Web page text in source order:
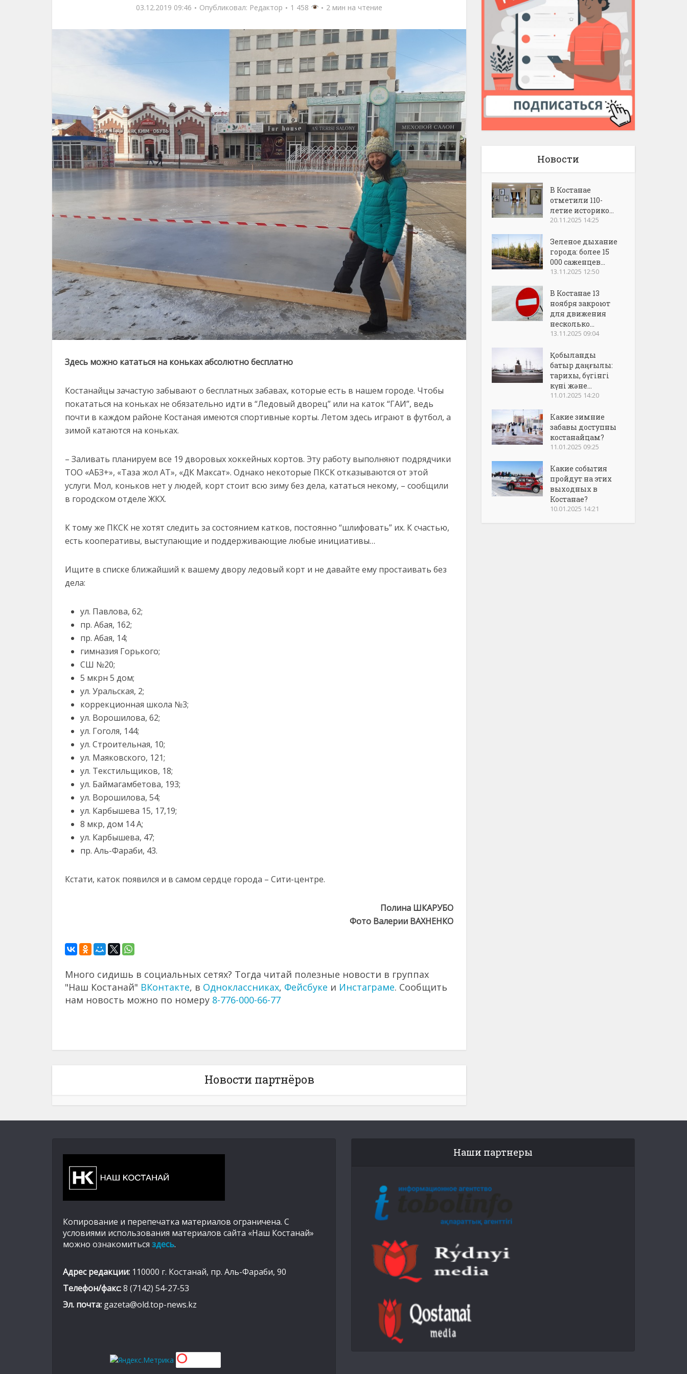
03.12.2019 09:46 Опубликовал: Редактор 1 458 2 мин на чтение
Здесь можно кататься на коньках абсолютно бесплатно
Костанайцы зачастую забывают о бесплатных забавах, которые есть в нашем городе. Чтобы
покататься на коньках не обязательно идти в “Ледовый дворец” или на каток “ГАИ”, ведь
почти в каждом районе Костаная имеются спортивные корты. Летом здесь играют в футбол, а
зимой катаются на коньках.
– Заливать планируем все 19 дворовых хоккейных кортов. Эту работу выполняют подрядчики
ТОО «АБЗ+», «Таза жол АТ», «ДК Максат». Однако некоторые ПКСК отказываются от этой
услуги. Мол, коньков нет у людей, корт стоит всю зиму без дела, кататься некому, – сообщили
в городском отделе ЖКХ.
К тому же ПКСК не хотят следить за состоянием катков, постоянно “шлифовать” их. К счастью,
есть кооперативы, выступающие и поддерживающие любые инициативы…
Ищите в списке ближайший к вашему двору ледовый корт и не давайте ему простаивать без
дела:
ул. Павлова, 62;
пр. Абая, 162;
пр. Абая, 14;
гимназия Горького;
СШ №20;
5 мкрн 5 дом;
ул. Уральская, 2;
коррекционная школа №3;
ул. Ворошилова, 62;
ул. Гоголя, 144;
ул. Строительная, 10;
ул. Маяковского, 121;
ул. Текстильщиков, 18;
ул. Баймагамбетова, 193;
ул. Ворошилова, 54;
ул. Карбышева 15, 17,19;
8 мкр, дом 14 А;
ул. Карбышева, 47;
пр. Аль-Фараби, 43.
Кстати, каток появился и в самом сердце города – Сити-центре.
Полина ШКАРУБО
Фото Валерии ВАХНЕНКО
Много сидишь в социальных сетях? Тогда читай полезные новости в группах
"Наш Костанай" ВКонтакте, в Одноклассниках, Фейсбуке и Инстаграме. Сообщить
нам новость можно по номеру 8-776-000-66-77
Новости партнёров
Новости
В Костанае
отметили 110-
летие историко...
20.11.2025 14:25
Зеленое дыхание
города: более 15
000 саженцев...
13.11.2025 12:50
В Костанае 13
ноября закроют
для движения
несколько...
13.11.2025 09:04
Қобыланды
батыр даңғылы:
тарихы, бүгінгі
күні және...
11.01.2025 14:20
Какие зимние
забавы доступны
костанайцам?
11.01.2025 09:25
Какие события
пройдут на этих
выходных в
Костанае?
10.01.2025 14:21
Копирование и перепечатка материалов ограничена. С
условиями использования материалов сайта «Наш Костанай»
можно ознакомиться здесь.
Адрес редакции: 110000 г. Костанай, пр. Аль-Фараби, 90
Телефон/факс:8 (7142) 54-27-53
Эл. почта: gazeta@old.top-news.kz
Наши партнеры